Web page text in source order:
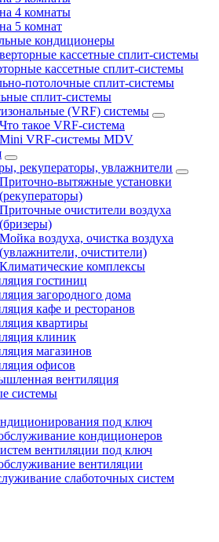
на 4 комнаты
на 5 комнат
кондиционеры
кассетные сплит-системы
кассетные сплит-системы
потолочные сплит-системы
сплит-системы
(VRF) системы
Что такое VRF-система
Mini VRF-системы MDV
рекуператоры, увлажнители
Приточно-вытяжные установки
(рекуператоры)
Приточные очистители воздуха
(бризеры)
Мойка воздуха, очистка воздуха
(увлажнители, очистители)
Климатические комплексы
гостиниц
загородного дома
кафе и ресторанов
квартиры
клиник
магазинов
офисов
вентиляция
системы
под ключ
кондиционеров
вентиляции под ключ
вентиляции
слаботочных систем